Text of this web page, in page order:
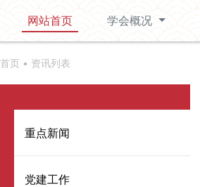
网站首页 学会概况
首页 • 资讯列表
重点新闻
党建工作